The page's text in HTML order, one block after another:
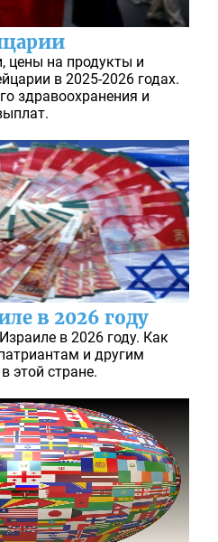
цены на продукты и
в 2025-2026 годах.
здравоохранения и
в 2026 году
в 2026 году. Как
и другим
этой стране.